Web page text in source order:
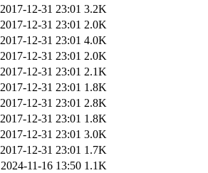
2017-12-31 23:01 3.2K
2017-12-31 23:01 2.0K
2017-12-31 23:01 4.0K
2017-12-31 23:01 2.0K
2017-12-31 23:01 2.1K
2017-12-31 23:01 1.8K
2017-12-31 23:01 2.8K
2017-12-31 23:01 1.8K
2017-12-31 23:01 3.0K
2017-12-31 23:01 1.7K
2024-11-16 13:50 1.1K